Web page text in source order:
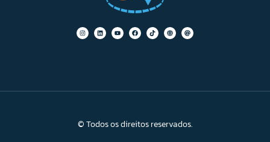
© Todos os direitos reservados.